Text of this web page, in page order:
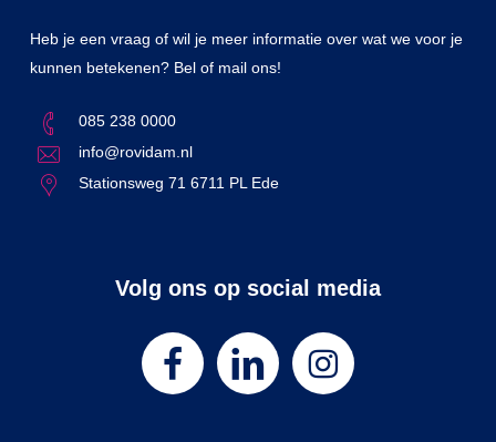
Heb je een vraag of wil je meer informatie over wat we voor je
kunnen betekenen? Bel of mail ons!
085 238 0000
info@rovidam.nl
Stationsweg 71 6711 PL Ede
Volg ons op social media